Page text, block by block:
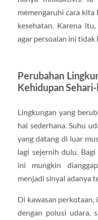
memengaruhi cara kita
kesehatan. Karena
agar persoalan ini tidak
Perubahan
Kehidupan
Lingkungan yang
hal sederhana. Suhu
yang datang di luar
lagi sejernih dulu.
ini mungkin
menjadi sinyal adanya
Di kawasan perkotaan,
dengan polusi udara,